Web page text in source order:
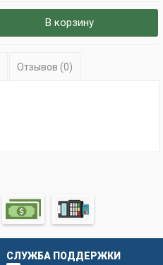
В корзину
Отзывов (0)
СЛУЖБА ПОДДЕРЖКИ